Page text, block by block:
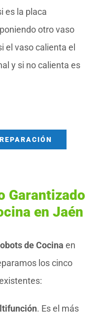
es la placa
otro vaso
el vaso calienta el
y si no calienta es
Garantizado
en Jaén
de Cocina en
los cinco
. Es el más